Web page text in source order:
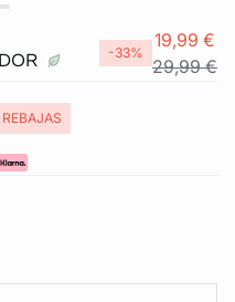
-33%
19,99 €
29,99 €